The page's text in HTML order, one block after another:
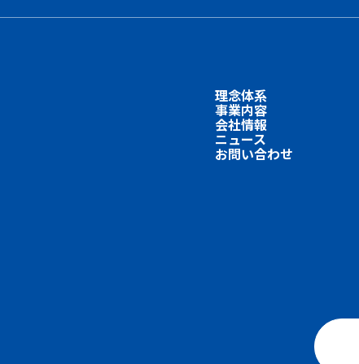
理念体系
事業内容
会社情報
ニュース
お問い合わせ